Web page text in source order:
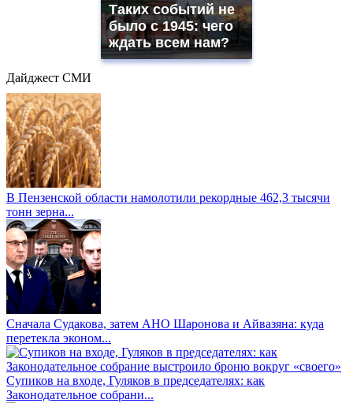
Таких событий не
было с 1945: чего
ждать всем нам?
Дайджест СМИ
В Пензенской области намолотили рекордные 462,3 тысячи
тонн зерна...
Сначала Судакова, затем АНО Шаронова и Айвазяна: куда
перетекла эконом...
Супиков на входе, Гуляков в председателях: как
Законодательное собрани...